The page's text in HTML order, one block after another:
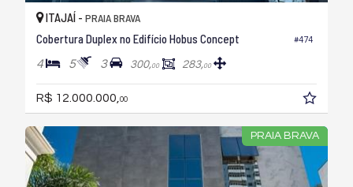
#474
ITAJAÍ - PRAIA BRAVA
Cobertura Duplex no Edifício Hobus Concept
4 5 3 300,00 283,00
R$ 12.000.000, 00
PRAIA BRAVA